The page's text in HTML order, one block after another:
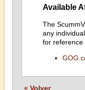
Available
The
any
for reference
« Volver